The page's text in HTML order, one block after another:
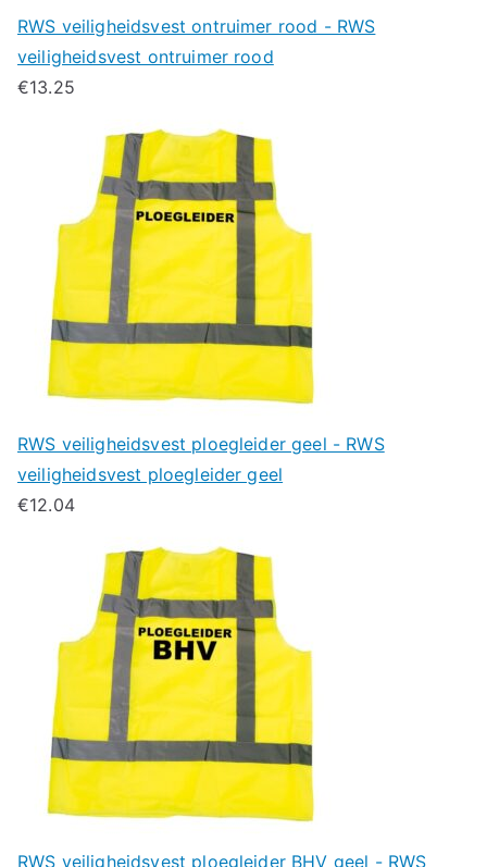
RWS veiligheidsvest ontruimer rood - RWS
veiligheidsvest ontruimer rood
€13.25
RWS veiligheidsvest ploegleider geel - RWS
veiligheidsvest ploegleider geel
€12.04
RWS veiligheidsvest ploegleider BHV geel - RWS